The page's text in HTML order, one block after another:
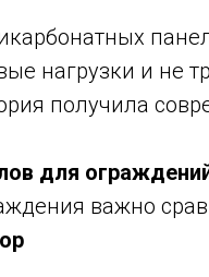
нагрузки и не
получила
для
важно